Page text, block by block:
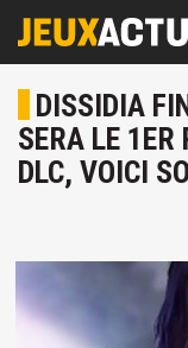
DISSIDIA
SERA LE 1ER
DLC, VOICI